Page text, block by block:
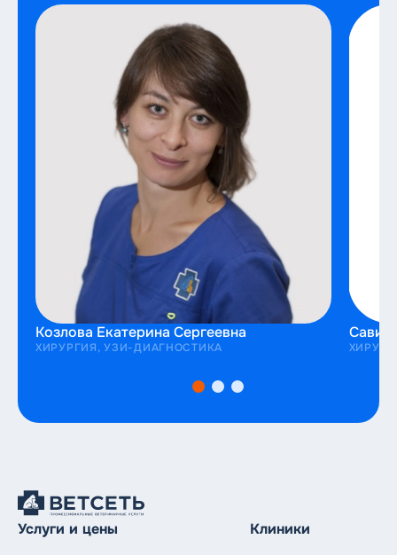
Козлова Екатерина Сергеевна
ХИРУРГИЯ, УЗИ-ДИАГНОСТИКА
Услуги и цены Клиники